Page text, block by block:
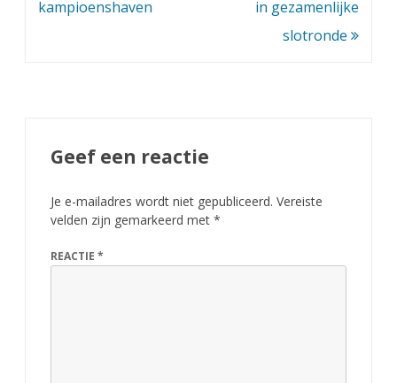
kampioenshaven
in gezamenlijke
slotronde
Geef een reactie
Je e-mailadres wordt niet gepubliceerd. Vereiste
velden zijn gemarkeerd met *
REACTIE *